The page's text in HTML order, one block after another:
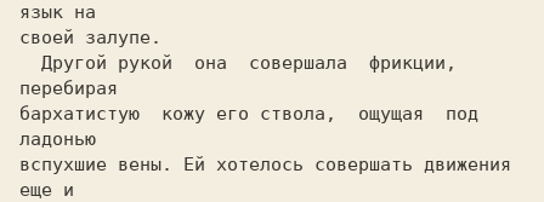
язык на
своей залупе.
перебирая
бархатистую  кожу его ствола,  ощущая  под
ладонью
вспухшие вены. Ей хотелось совершать движения
еще и